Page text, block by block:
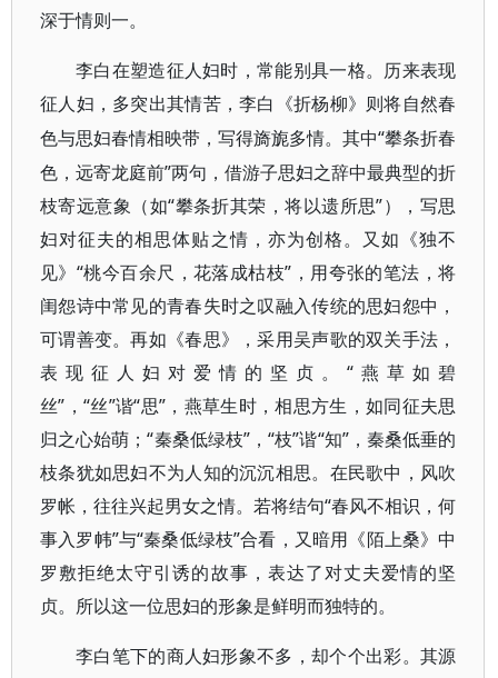
深于情则一。
李白在塑造征人妇时，常能别具一格。历来表现
征人妇，多突出其情苦，李白《折杨柳》则将自然春
色与思妇春情相映带，写得旖旎多情。其中“攀条折春
色，远寄龙庭前”两句，借游子思妇之辞中最典型的折
枝寄远意象（如“攀条折其荣，将以遗所思”），写思
妇对征夫的相思体贴之情，亦为创格。又如《独不
见》“桃今百余尺，花落成枯枝”，用夸张的笔法，将
闺怨诗中常见的青春失时之叹融入传统的思妇怨中，
可谓善变。再如《春思》，采用吴声歌的双关手法，
表现征人妇对爱情的坚贞。“燕草如碧
丝”，“丝”谐“思”，燕草生时，相思方生，如同征夫思
归之心始萌；“秦桑低绿枝”，“枝”谐“知”，秦桑低垂的
枝条犹如思妇不为人知的沉沉相思。在民歌中，风吹
罗帐，往往兴起男女之情。若将结句“春风不相识，何
事入罗帏”与“秦桑低绿枝”合看，又暗用《陌上桑》中
罗敷拒绝太守引诱的故事，表达了对丈夫爱情的坚
贞。所以这一位思妇的形象是鲜明而独特的。
李白笔下的商人妇形象不多，却个个出彩。其源